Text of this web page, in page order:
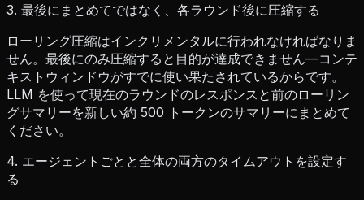
3. 最後にまとめてではなく、各ラウンド後に圧縮する
ローリング圧縮はインクリメンタルに行われなければなりま
せん。最後にのみ圧縮すると目的が達成できません—コンテ
キストウィンドウがすでに使い果たされているからです。
LLM を使って現在のラウンドのレスポンスと前のローリン
グサマリーを新しい約 500 トークンのサマリーにまとめて
ください。
4. エージェントごとと全体の両方のタイムアウトを設定す
る